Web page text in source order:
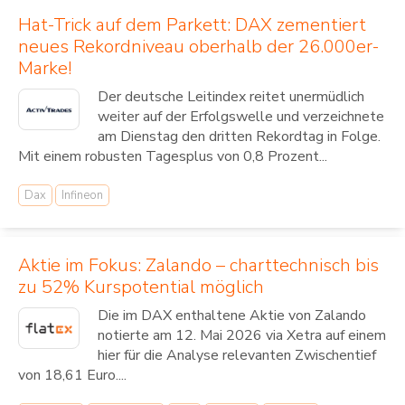
Hat-Trick auf dem Parkett: DAX zementiert
neues Rekordniveau oberhalb der 26.000er-
Marke!
Der deutsche Leitindex reitet unermüdlich
weiter auf der Erfolgswelle und verzeichnete
am Dienstag den dritten Rekordtag in Folge.
Mit einem robusten Tagesplus von 0,8 Prozent...
Dax Infineon
Aktie im Fokus: Zalando – charttechnisch bis
zu 52% Kurspotential möglich
Die im DAX enthaltene Aktie von Zalando
notierte am 12. Mai 2026 via Xetra auf einem
hier für die Analyse relevanten Zwischentief
von 18,61 Euro....